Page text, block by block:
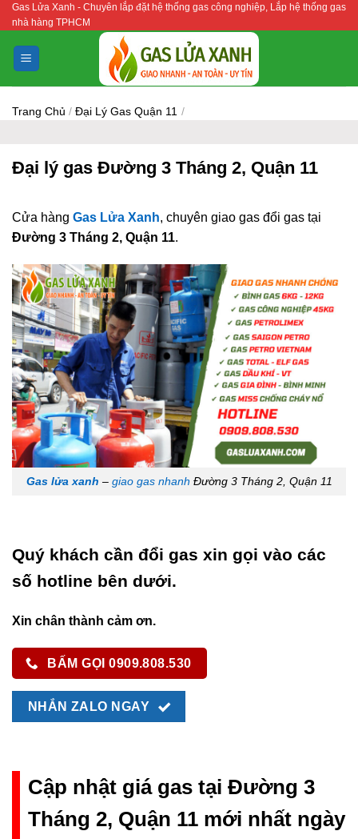
Bỏ
qua
nội
dung
Gas Lửa Xanh - Chuyên lắp đặt hệ thống gas công nghiệp, Lắp hệ thống gas
nhà hàng TPHCM
Trang Chủ / Đại Lý Gas Quận 11 /
Đại lý gas Đường 3 Tháng 2, Quận 11
Cửa hàng Gas Lửa Xanh, chuyên giao gas đổi gas tại
Đường 3 Tháng 2, Quận 11.
Gas lửa xanh – giao gas nhanh Đường 3 Tháng 2, Quận 11
Quý khách cần đổi gas xin gọi vào các
số hotline bên dưới.
Xin chân thành cảm ơn.
BẤM GỌI 0909.808.530
NHẮN ZALO NGAY
Cập nhật giá gas tại Đường 3
Tháng 2, Quận 11 mới nhất ngày